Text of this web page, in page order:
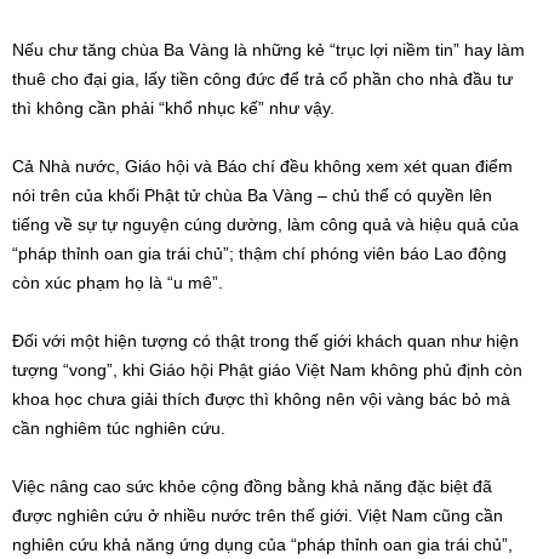
Nếu chư tăng chùa Ba Vàng là những kẻ “trục lợi niềm tin” hay làm
thuê cho đại gia, lấy tiền công đức để trả cổ phần cho nhà đầu tư
thì không cần phải “khổ nhục kế” như vậy.
Cả Nhà nước, Giáo hội và Báo chí đều không xem xét quan điểm
nói trên của khối Phật tử chùa Ba Vàng – chủ thể có quyền lên
tiếng về sự tự nguyện cúng dường, làm công quả và hiệu quả của
“pháp thỉnh oan gia trái chủ”; thậm chí phóng viên báo Lao động
còn xúc phạm họ là “u mê”.
Đối với một hiện tượng có thật trong thế giới khách quan như hiện
tượng “vong”, khi Giáo hội Phật giáo Việt Nam không phủ định còn
khoa học chưa giải thích được thì không nên vội vàng bác bỏ mà
cần nghiêm túc nghiên cứu.
Việc nâng cao sức khỏe cộng đồng bằng khả năng đặc biệt đã
được nghiên cứu ở nhiều nước trên thế giới. Việt Nam cũng cần
nghiên cứu khả năng ứng dụng của “pháp thỉnh oan gia trái chủ”,